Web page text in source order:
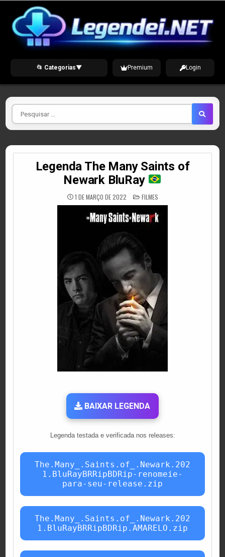
content
📂 Categorias▼ Premium Login
Pesquisar
por
Legenda The Many Saints of
Newark BluRay
1 DE MARÇO DE 2022 POSTED
IN
FILMES
BAIXAR LEGENDA
Legenda testada e verificada nos releases:
The.Many_.Saints.of_.Newark.202
1.BluRayBRRipBDRip-renomeie-
para-seu-release.zip
The.Many_.Saints.of_.Newark.202
1.BluRayBRRipBDRip.AMARELO.zip